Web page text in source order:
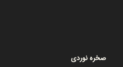
صخره نوردی